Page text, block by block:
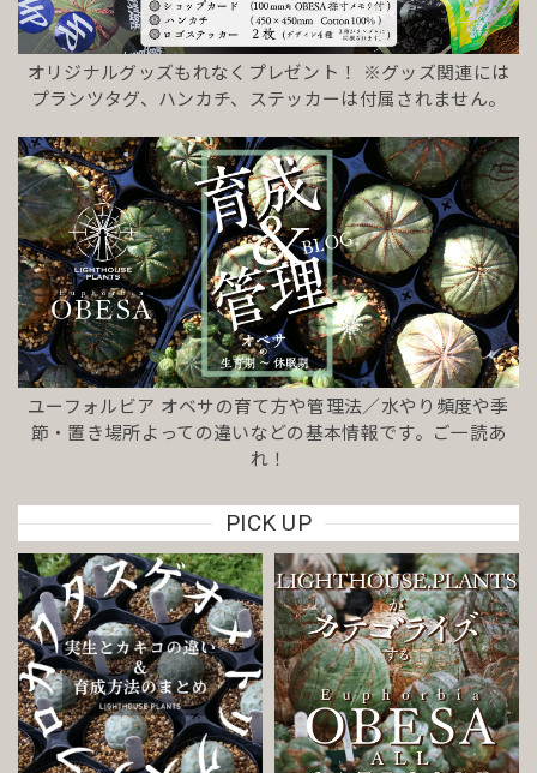
オリジナルグッズもれなくプレゼント！ ※グッズ関連には
プランツタグ、ハンカチ、ステッカーは付属されません。
ユーフォルビア オベサの育て方や管理法／水やり頻度や季
節・置き場所よっての違いなどの基本情報です。ご一読あ
れ！
PICK UP